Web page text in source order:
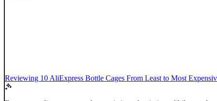
Reviewing 10 AliExpress Bottle Cages From Least to Most